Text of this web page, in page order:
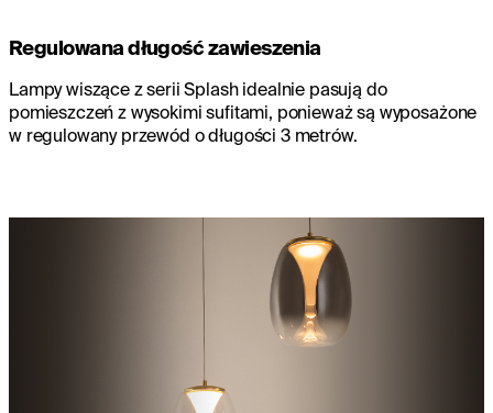
Regulowana długość zawieszenia
Lampy wiszące z serii Splash idealnie pasują do
pomieszczeń z wysokimi sufitami, ponieważ są wyposażone
w regulowany przewód o długości 3 metrów.